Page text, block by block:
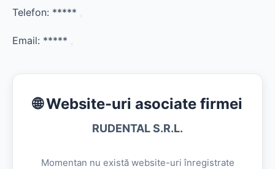
Telefon: *****
Email: *****
🌐 Website-uri asociate firmei
RUDENTAL S.R.L.
Momentan nu există website-uri înregistrate